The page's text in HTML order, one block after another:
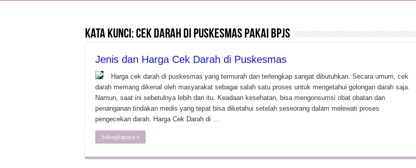
Kata Kunci:cek darah di puskesmas pakai bpjs
Jenis dan Harga Cek Darah di Puskesmas
Harga cek darah di puskesmas yang termurah dan terlengkap sangat dibutuhkan. Secara umum, cek
darah memang dikenal oleh masyarakat sebagai salah satu proses untuk mengetahui golongan darah saja.
Namun, saat ini sebetulnya lebih dari itu. Keadaan kesehatan, bisa mengonsumsi obat obatan dan
penanganan tindakan medis yang tepat bisa diketahui setelah seseorang dalam melewati proses
pengecekan darah. Harga Cek Darah di …
Selengkapnya »